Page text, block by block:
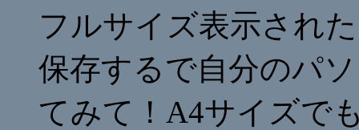
フルサイズ表示され
保存するで自分のパ
てみて！A4サイズで